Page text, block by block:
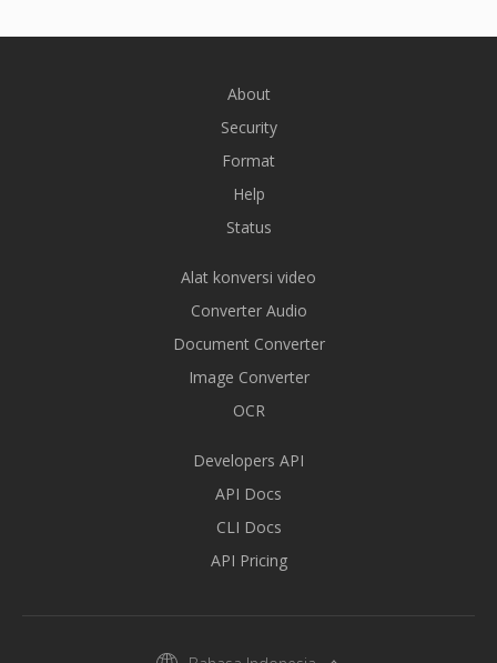
About
Security
Format
Help
Status
Alat konversi video
Converter Audio
Document Converter
Image Converter
OCR
Developers API
API Docs
CLI Docs
API Pricing